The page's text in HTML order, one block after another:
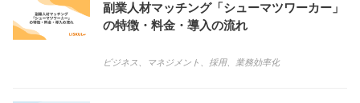
副業人材マッチング「シューマツワーカー」
の特徴・料金・導入の流れ
ビジネス マネジメント 採用、 業務効率化